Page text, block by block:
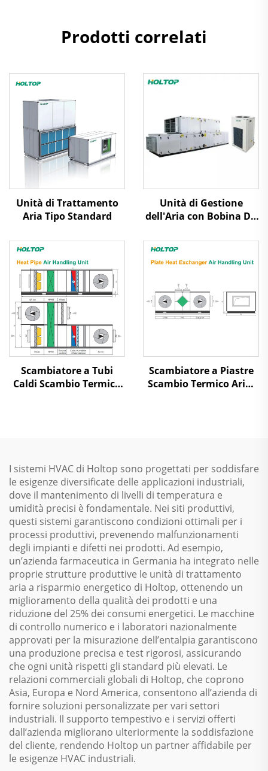
Prodotti correlati
Unità di Trattamento
Aria Tipo Standard
Unità di Gestione
dell'Aria con Bobina DX
Scambiatore a Tubi
Caldi Scambio Termico
Scambiatore a Piastre
Scambio Termico Aria-
I sistemi HVAC di Holtop sono progettati per soddisfare
le esigenze diversificate delle applicazioni industriali,
dove il mantenimento di livelli di temperatura e
umidità precisi è fondamentale. Nei siti produttivi,
questi sistemi garantiscono condizioni ottimali per i
processi produttivi, prevenendo malfunzionamenti
degli impianti e difetti nei prodotti. Ad esempio,
un’azienda farmaceutica in Germania ha integrato nelle
proprie strutture produttive le unità di trattamento
aria a risparmio energetico di Holtop, ottenendo un
miglioramento della qualità dei prodotti e una
riduzione del 25% dei consumi energetici. Le macchine
di controllo numerico e i laboratori nazionalmente
approvati per la misurazione dell’entalpia garantiscono
una produzione precisa e test rigorosi, assicurando
che ogni unità rispetti gli standard più elevati. Le
relazioni commerciali globali di Holtop, che coprono
Asia, Europa e Nord America, consentono all’azienda di
fornire soluzioni personalizzate per vari settori
industriali. Il supporto tempestivo e i servizi offerti
dall’azienda migliorano ulteriormente la soddisfazione
del cliente, rendendo Holtop un partner affidabile per
le esigenze HVAC industriali.